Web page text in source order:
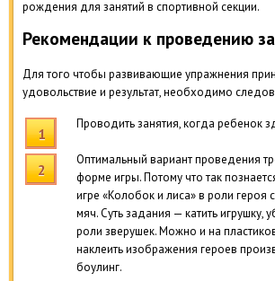
рождения для занятий в спортивной секции.
Рекомендации к проведению
Для того чтобы развивающие упражнения
удовольствие и результат, необходимо
Проводить занятия, когда ребенок
Оптимальный вариант проведения
форме игры. Потому что так
игре «Колобок и лиса» в роли героя
мяч. Суть задания — катить игрушку,
роли зверушек. Можно и на
наклеить изображения героев
боулинг.